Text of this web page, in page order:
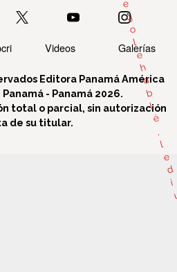
e
g
o
l
e
h
a
b
l
é
,
l
e
d
i
Videos Galerías
Editora Panamá América
- Panamá 2026.
total o parcial, sin autorización
de su titular.